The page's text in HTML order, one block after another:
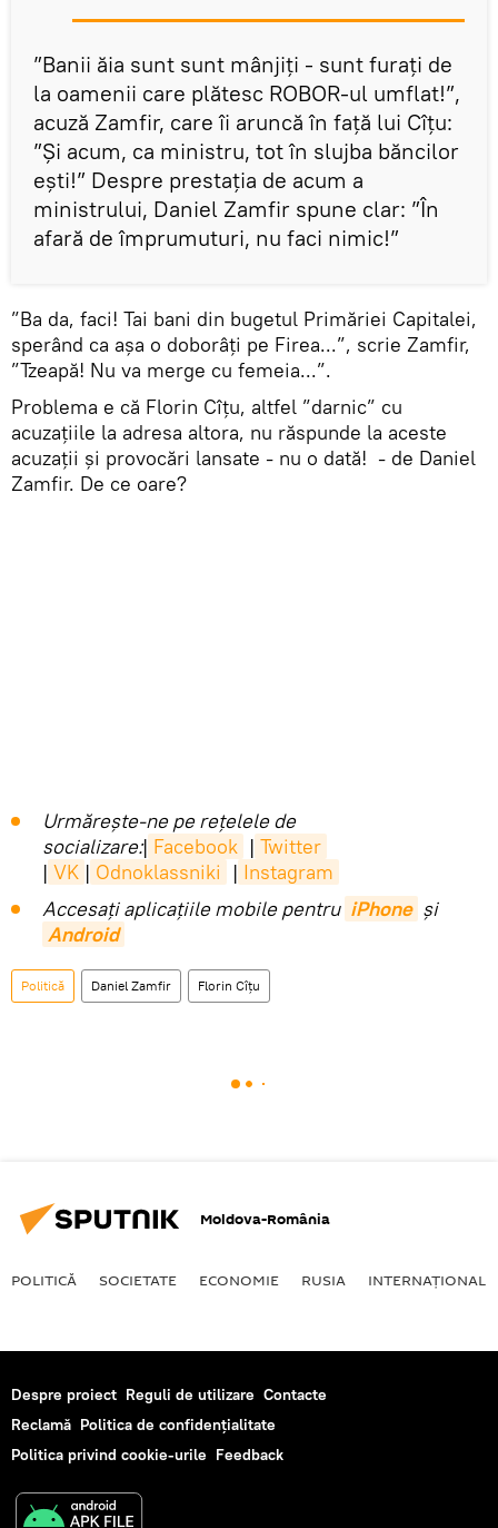
”Banii ăia sunt sunt mânjiți - sunt furați de
la oamenii care plătesc ROBOR-ul umflat!”,
acuză Zamfir, care îi aruncă în față lui Cîțu:
”Și acum, ca ministru, tot în slujba băncilor
ești!” Despre prestația de acum a
ministrului, Daniel Zamfir spune clar: ”În
afară de împrumuturi, nu faci nimic!”
”Ba da, faci! Tai bani din bugetul Primăriei Capitalei,
sperând ca așa o doborâți pe Firea...”, scrie Zamfir,
”Tzeapă! Nu va merge cu femeia...”.
Problema e că Florin Cîțu, altfel ”darnic” cu
acuzațiile la adresa altora, nu răspunde la aceste
acuzații și provocări lansate - nu o dată! - de Daniel
Zamfir. De ce oare?
Urmărește-ne pe rețelele de
socializare:| Facebook | Twitter
| VK | Odnoklassniki | Instagram
Accesaţi aplicaţiile mobile pentru iPhone și
Android
Politică Daniel Zamfir Florin Cîţu
Moldova-România
POLITICĂ SOCIETATE ECONOMIE RUSIA INTERNAŢIONAL
Despre proiect Reguli de utilizare Contacte
Reclamă Politica de confidențialitate
Politica privind cookie-urile Feedback